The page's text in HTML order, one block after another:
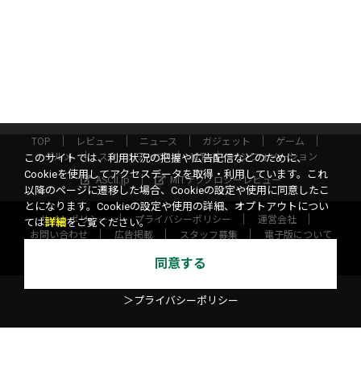
TOP レビュー ニュース ガジェット
ゲーム
グルメ
スタートアップ ICT
インフォメーション
ASCII.jp
MITテクノロジーレビュー
サイトポリシー プライバシーポリシー
運営会社
お問い合わせ
広告掲載 スタッフ募集
電子版について
©KADOKAWA ASCII Research Laboratories, Inc. 2026
このサイトでは、利用状況の把握や広告配信などのために、
Cookieを使用してアクセスデータを取得・利用しています。これ
以降のページに遷移した場合、Cookieの設定や使用に同意したこ
とになります。Cookieの設定や使用の詳細、オプトアウトについ
ては詳細をご覧ください。
同意する
＞プライバシーポリシー